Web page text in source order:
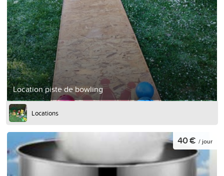
Location piste de bowling
Locations
40 € / jour